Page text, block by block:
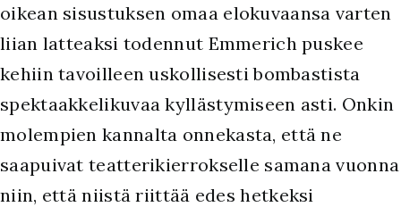
oikean sisustuksen omaa elokuvaansa varten
liian latteaksi todennut Emmerich puskee
kehiin tavoilleen uskollisesti bombastista
spektaakkelikuvaa kyllästymiseen asti. Onkin
molempien kannalta onnekasta, että ne
saapuivat teatterikierrokselle samana vuonna
niin, että niistä riittää edes hetkeksi